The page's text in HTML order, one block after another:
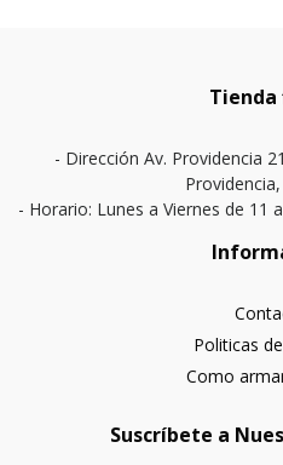
Tienda
- Dirección Av. Providencia
- Horario: Lunes a Viernes de 11
Politicas
Como
Suscríbete a